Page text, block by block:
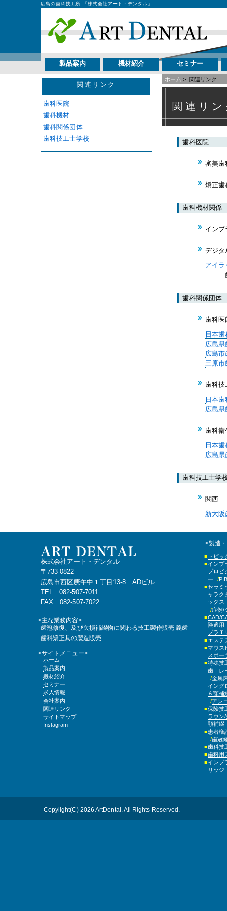
広島の歯科技工所 「株式会社アート・デンタル」
製品案内 機材紹介 セミナー
ホーム > 関連リンク
関連リ
歯科医院
審美歯
矯正歯
歯科機材関係
インプ
デジタ
アイラ
歯科
歯科関係団体
歯科医
日本
広島県
広島市
三原市
歯科技
日本
広島県
歯科衛
日本
広島県
歯科技工士学
関西
新大阪
関連リンク
歯科医院
歯科機材
歯科関係団体
歯科技工士学校
株式会社アート・デンタル
〒733-0822
広島市西区庚午中１丁目13-8 ADビル
TEL 082-507-7011
FAX 082-507-7022
<主な業務内容>
歯冠修復、及び欠損補綴物に関わる技工製作販売 義歯
歯科矯正具の製造販売
<サイトメニュー>
ホーム
製品案内
機材紹介
セミナー
求人情報
会社案内
関連リンク
サイトマップ
Instagram
<製造
トピ
インプ
プロビ
ー
セラミ
ャラク
ックス
症例/
CAD/
険適用
プラ
エステ
マウス
スポー
特殊技
歯 レ
金属
イング
＆顎補
アン
保険技
ラウン
顎補綴
患者様
歯冠
歯科技
歯科用
インプ
リッジ
Copylight(C) 2026 ArtDental. All Rights Reserved.